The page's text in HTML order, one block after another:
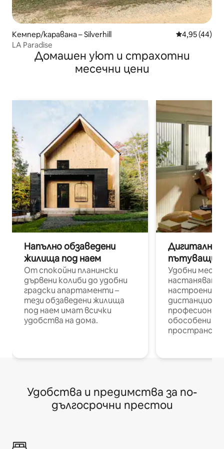
Кемпер/каравана – Silverhill Средна
4,95 (44)
LA Paradise
Домашен уют и страхотни
месечни цени
Напълно обзаведени
жилища под наем
От спокойни планински
дървени колиби до удобни
градски апартаменти –
тези обзаведени жилища
под наем имат всички
удобства на дома.
Дигитални
пътуващи
Удобни
настаняване
настроени и
обособени
Удобства и предимства за по-
дългосрочни престои